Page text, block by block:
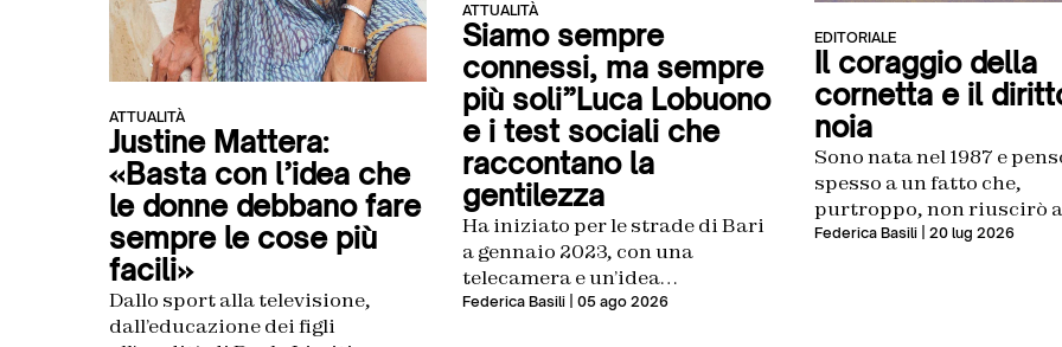
ATTUALITÀ
Justine Mattera:
«Basta con l’idea che
le donne debbano fare
sempre le cose più
facili»
Dallo sport alla televisione,
dall’educazione dei figli
ATTUALITÀ
Siamo sempre
connessi, ma sempre
più soli”Luca Lobuono
e i test sociali che
raccontano la
gentilezza
Ha iniziato per le strade di Bari
a gennaio 2023, con una
telecamera e un’idea
contromano: filmare la
Federica Basili| 05 ago 2026
EDITORIALE
Il coraggio della
cornetta e il
noia
Sono nata nel 1987 e
spesso a un fatto che,
purtroppo, non riuscirò a
trasmettere ai miei figli. È
Federica Basili | 20 lug 2026